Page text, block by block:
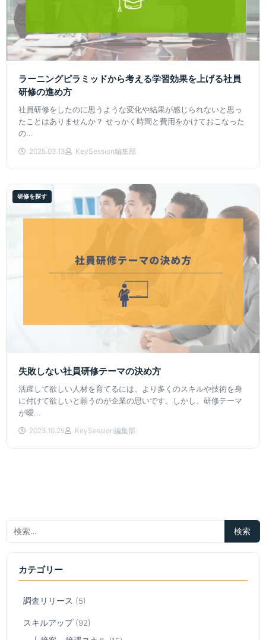
ラーニングピラミッドから考える学習効果を上げる社員
研修の進め方
社員研修をしたのに思うような変化や結果が感じられないと思っ
たことはありませんか？ せっかく時間と費用をかけておこなった
の...
2025.03.13 KeySession編集部
研修を探す
失敗しない社員研修テーマの決め方
活躍して欲しい人材を育てるには、より多くのスキルや技術を身
に付けて欲しいと願うのが企業の思いです。しかし、研修テーマ
が曖...
2023.10.25 KeySession編集部
カテゴリー
調査リリース (5)
スキルアップ(92)